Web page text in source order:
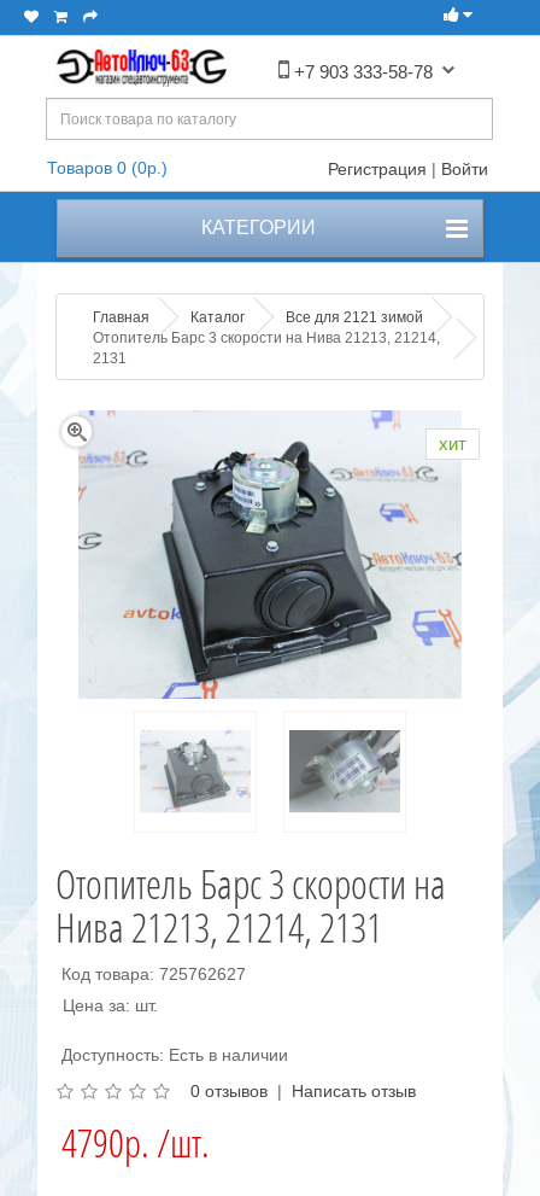
+7 903 333-58-78
Товаров 0 (0р.) Регистрация | Войти
КАТЕГОРИИ
Главная Каталог
Все для 2121 зимой
Отопитель Барс 3 скорости на Нива 21213, 21214,
2131
хит
Отопитель Барс 3 скорости на
Нива 21213, 21214, 2131
Код товара: 725762627
Цена за: шт.
Доступность: Есть в наличии
0 отзывов | Написать отзыв
4790р. /шт.